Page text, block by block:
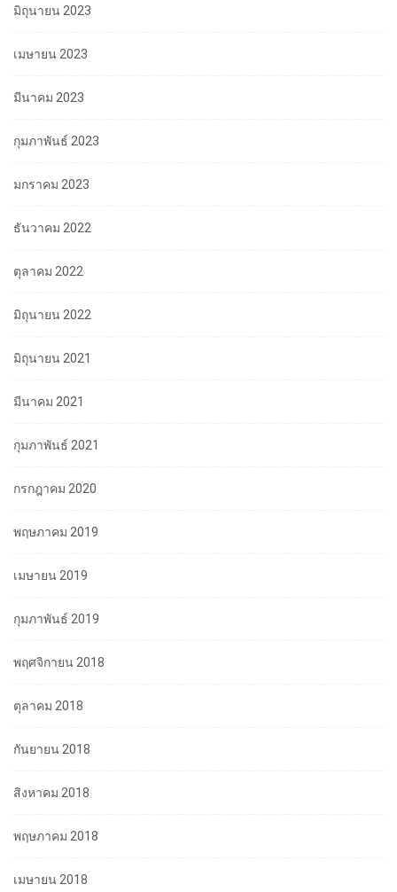
มิถุนายน 2023
เมษายน 2023
มีนาคม 2023
กุมภาพันธ์ 2023
มกราคม 2023
ธันวาคม 2022
ตุลาคม 2022
มิถุนายน 2022
มิถุนายน 2021
มีนาคม 2021
กุมภาพันธ์ 2021
กรกฎาคม 2020
พฤษภาคม 2019
เมษายน 2019
กุมภาพันธ์ 2019
พฤศจิกายน 2018
ตุลาคม 2018
กันยายน 2018
สิงหาคม 2018
พฤษภาคม 2018
เมษายน 2018